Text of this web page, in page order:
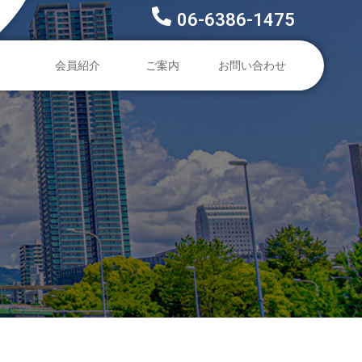
06-6386-1475
会員紹介 ご案内 お問い合わせ